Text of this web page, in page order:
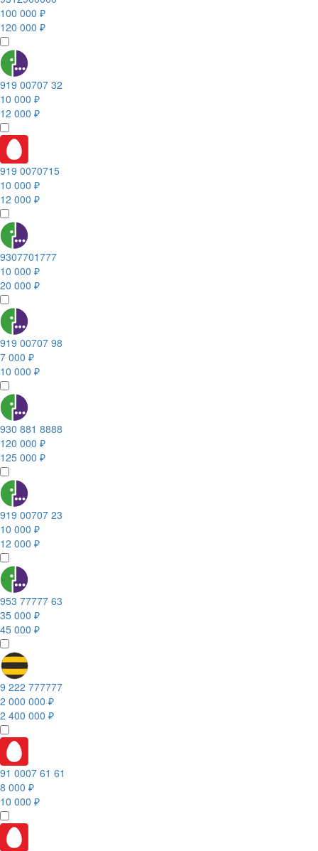
100 000 ₽
120 000 ₽
919 00707 32
10 000 ₽
12 000 ₽
919 0070715
10 000 ₽
12 000 ₽
9307701777
10 000 ₽
20 000 ₽
919 00707 98
7 000 ₽
10 000 ₽
930 881 8888
120 000 ₽
125 000 ₽
919 00707 23
10 000 ₽
12 000 ₽
953 77777 63
35 000 ₽
45 000 ₽
9 222 777777
2 000 000 ₽
2 400 000 ₽
91 0007 61 61
8 000 ₽
10 000 ₽